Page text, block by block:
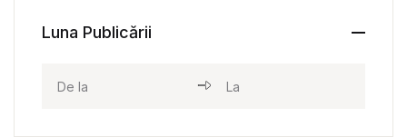
Luna Publicării